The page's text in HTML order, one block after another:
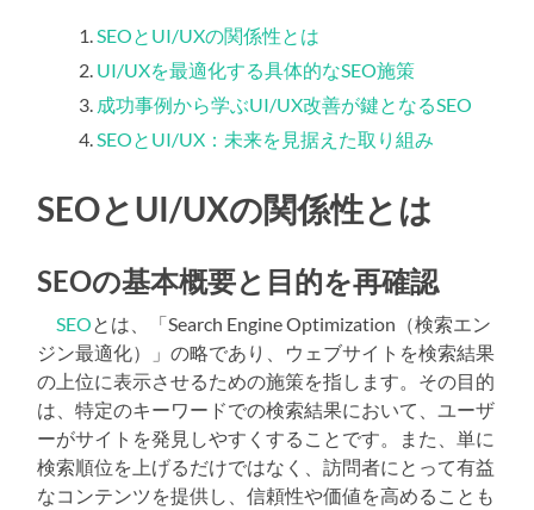
SEOとUI/UXの関係性とは
UI/UXを最適化する具体的なSEO施策
成功事例から学ぶUI/UX改善が鍵となるSEO
SEOとUI/UX：未来を見据えた取り組み
SEOとUI/UXの関係性とは
SEOの基本概要と目的を再確認
SEO とは、「Search Engine Optimization（検索エン
ジン最適化）」の略であり、ウェブサイトを検索結果
の上位に表示させるための施策を指します。その目的
は、特定のキーワードでの検索結果において、ユーザ
ーがサイトを発見しやすくすることです。また、単に
検索順位を上げるだけではなく、訪問者にとって有益
なコンテンツを提供し、信頼性や価値を高めることも